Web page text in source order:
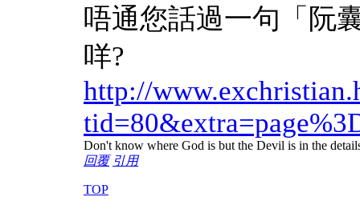
唔通您話過一句「阮
咩?
http://
Don't know where God is but the Devil is in the
回覆 引用
TOP